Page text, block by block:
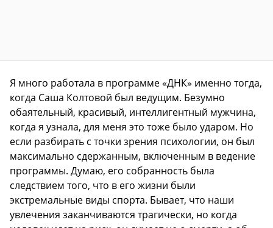
Я много работала в программе «ДНК» именно тогда,
когда Саша Колтовой был ведущим. Безумно
обаятельный, красивый, интеллигентный мужчина,
когда я узнала, для меня это тоже было ударом. Но
если разбирать с точки зрения психологии, он был
максимально сдержанным, включенным в ведение
программы. Думаю, его собранность была
следствием того, что в его жизни были
экстремальные виды спорта. Бывает, что наши
увлечения заканчиваются трагически, но когда